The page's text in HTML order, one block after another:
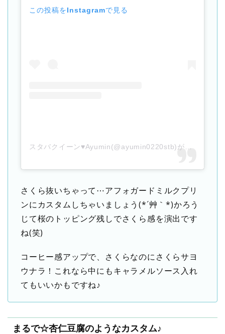
この投稿をInstagramで見る
さくら抜いちゃって⋯アフォガードミルクプリ
ンにカスタムしちゃいましょう(*´艸｀*)かろう
じて桜のトッピング残しでさくら感を演出です
ね(笑)
コーヒー感アップで、さくらなのにさくらサヨ
ウナラ！これなら中にもキャラメルソース入れ
てもいいかもですね♪
まるで☆杏仁豆腐のようなカスタム♪